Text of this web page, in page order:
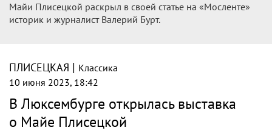
Майи Плисецкой раскрыл в своей статье на «Мосленте»
историк и журналист Валерий Бурт.
ПЛИСЕЦКАЯ | Классика
10 июня 2023, 18:42
В Люксембурге открылась выставка
о Майе Плисецкой